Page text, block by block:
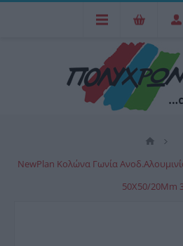
NewPlan Κολώνα Γωνία
50X50/20Mm